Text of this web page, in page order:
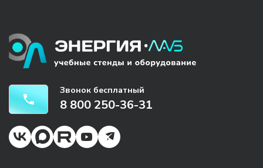
Звонок бесплатный
8 800 250-36-31